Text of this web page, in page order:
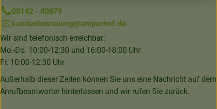
08142 - 40879
kundenbetreuung@amperhof.de
Wir sind telefonisch erreichbar:
Mo.-Do. 10:00-12:30 und 16:00-18:00 Uhr
Fr. 10:00-12:30 Uhr
Außerhalb dieser Zeiten können Sie uns eine Nachricht auf dem
Anrufbeantworter hinterlassen und wir rufen Sie zurück.